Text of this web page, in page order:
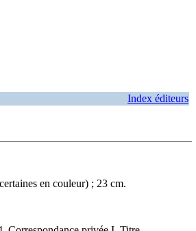
Index éditeurs
en couleur) ; 23 cm.